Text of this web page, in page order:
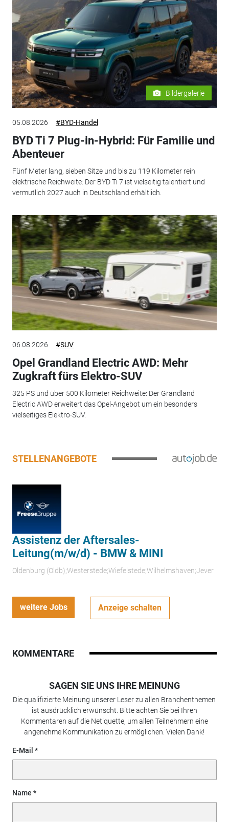
Bildergalerie
05.08.2026 #BYD-Handel
BYD Ti 7 Plug-in-Hybrid: Für Familie und
Abenteuer
Fünf Meter lang, sieben Sitze und bis zu 119 Kilometer rein
elektrische Reichweite: Der BYD Ti 7 ist vielseitig talentiert und
vermutlich 2027 auch in Deutschland erhältlich.
06.08.2026 #SUV
Opel Grandland Electric AWD: Mehr
Zugkraft fürs Elektro-SUV
325 PS und über 500 Kilometer Reichweite: Der Grandland
Electric AWD erweitert das Opel-Angebot um ein besonders
vielseitiges Elektro-SUV.
STELLENANGEBOTE
Assistenz der Aftersales-
Leitung(m/w/d) - BMW & MINI
Oldenburg (Oldb);Westerstede;Wiefelstede;Wilhelmshaven;Jever
weitere Jobs Anzeige schalten
KOMMENTARE
SAGEN SIE UNS IHRE MEINUNG
Die qualifizierte Meinung unserer Leser zu allen Branchenthemen
ist ausdrücklich erwünscht. Bitte achten Sie bei Ihren
Kommentaren auf die Netiquette, um allen Teilnehmern eine
angenehme Kommunikation zu ermöglichen. Vielen Dank!
E-Mail
Name